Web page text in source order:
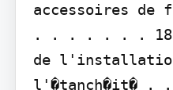
accessoires
. . . . . . . 18
de
l'�tanch�it�